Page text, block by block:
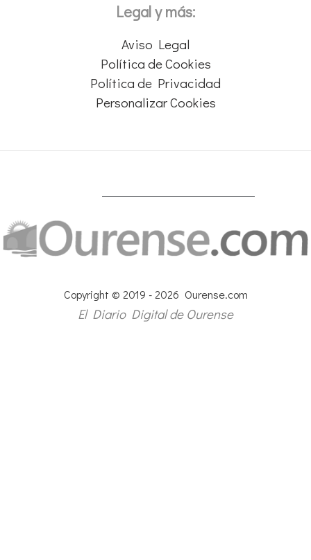
Legal y más:
Aviso Legal
Política de Cookies
Política de Privacidad
Personalizar Cookies
Copyright © 2019 - 2026 Ourense.com
El Diario Digital de Ourense